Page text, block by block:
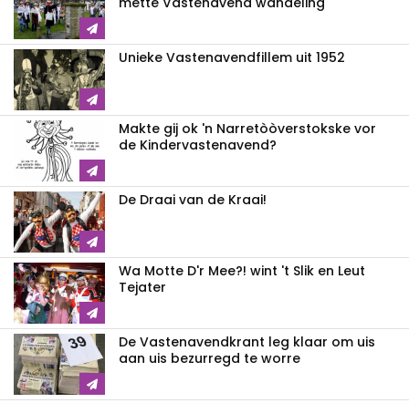
Unieke Vastenavendfillem uit 1952
Makte gij ok 'n Narretòòverstokske vor
de Kindervastenavend?
De Draai van de Kraai!
Wa Motte D'r Mee?! wint 't Slik en Leut
Tejater
De Vastenavendkrant leg klaar om uis
aan uis bezurregd te worre